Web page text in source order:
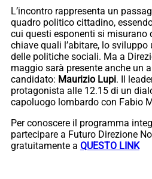
L’incontro rappresenta un
quadro politico cittadino,
cui questi esponenti si misurano
chiave quali l’abitare, lo
delle politiche sociali. Ma a
maggio sarà presente anche un
candidato: Maurizio Lupi. Il
protagonista alle 12.15 di un
capoluogo lombardo con Fabio
Per conoscere il programma
partecipare a Futuro Direzione
gratuitamente a QUESTO LINK